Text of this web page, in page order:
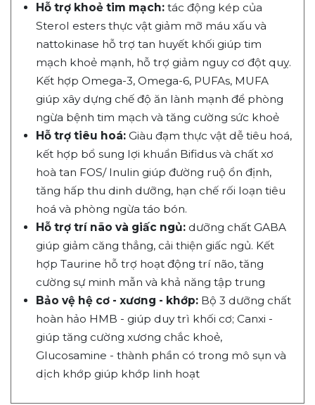
Hỗ trợ khoẻ tim mạch: tác động kép của
Sterol esters thực vật giảm mỡ máu xấu và
nattokinase hỗ trợ tan huyết khối giúp tim
mạch khoẻ mạnh, hỗ trợ giảm nguy cơ đột quỵ.
Kết hợp Omega-3, Omega-6, PUFAs, MUFA
giúp xây dựng chế độ ăn lành mạnh để phòng
ngừa bệnh tim mạch và tăng cường sức khoẻ
Hỗ trợ tiêu hoá: Giàu đạm thực vật dễ tiêu hoá,
kết hợp bổ sung lợi khuẩn Bifidus và chất xơ
hoà tan FOS/ Inulin giúp đường ruộ ổn định,
tăng hấp thu dinh dưỡng, hạn chế rối loạn tiêu
hoá và phòng ngừa táo bón.
Hỗ trợ trí não và giấc ngủ: dưỡng chất GABA
giúp giảm căng thẳng, cải thiện giấc ngủ. Kết
hợp Taurine hỗ trợ hoạt động trí não, tăng
cường sự minh mẫn và khả năng tập trung
Bảo vệ hệ cơ - xương - khớp: Bộ 3 dưỡng chất
hoàn hảo HMB - giúp duy trì khối cơ; Canxi -
giúp tăng cường xương chắc khoẻ,
Glucosamine - thành phần có trong mô sụn và
dịch khớp giúp khớp linh hoạt